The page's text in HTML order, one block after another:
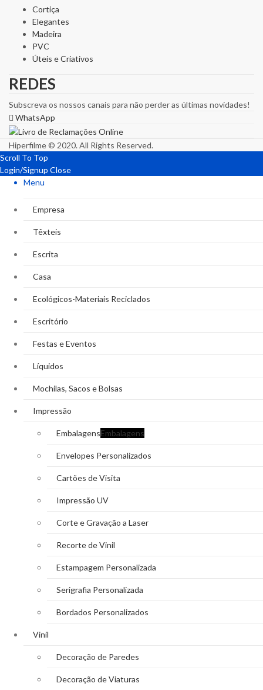
Cortiça
Elegantes
Madeira
PVC
Úteis e Criativos
REDES
Subscreva os nossos canais para não perder as últimas novidades!
WhatsApp
Hiperfilme © 2020. All Rights Reserved.
Scroll To Top
Login/Signup Close
Menu
Empresa
Têxteis
Escrita
Casa
Ecológicos-Materiais Reciclados
Escritório
Festas e Eventos
Líquidos
Mochilas, Sacos e Bolsas
Impressão
EmbalagensEmbalagens
Envelopes Personalizados
Cartões de Visita
Impressão UV
Corte e Gravação a Laser
Recorte de Vinil
Estampagem Personalizada
Serigrafia Personalizada
Bordados Personalizados
Vinil
Decoração de Paredes
Decoração de Viaturas